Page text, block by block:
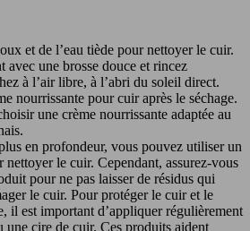
et de l’eau tiède pour nettoyer le cuir.
avec une brosse douce et rincez
à l’air libre, à l’abri du soleil direct.
nourrissante pour cuir après le séchage.
une crème nourrissante adaptée au
en profondeur, vous pouvez utiliser un
nettoyer le cuir. Cependant, assurez-vous
pour ne pas laisser de résidus qui
le cuir. Pour protéger le cuir et le
il est important d’appliquer régulièrement
une cire de cuir. Ces produits aident